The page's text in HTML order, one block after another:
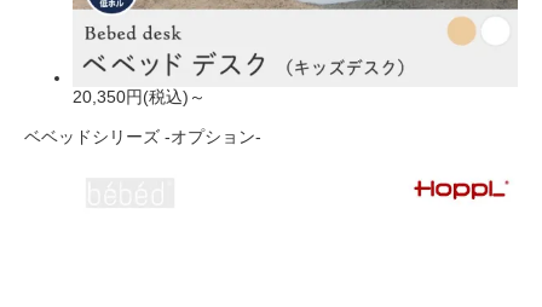
20,350円(税込)～
ベベッドシリーズ -オプション-